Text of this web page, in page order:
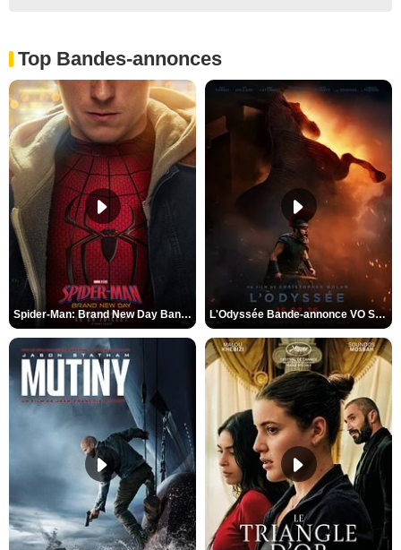
Top Bandes-annonces
Spider-Man: Brand New Day Bande-annonce VO STFR L'Odyssée Bande-annonce VO STFR